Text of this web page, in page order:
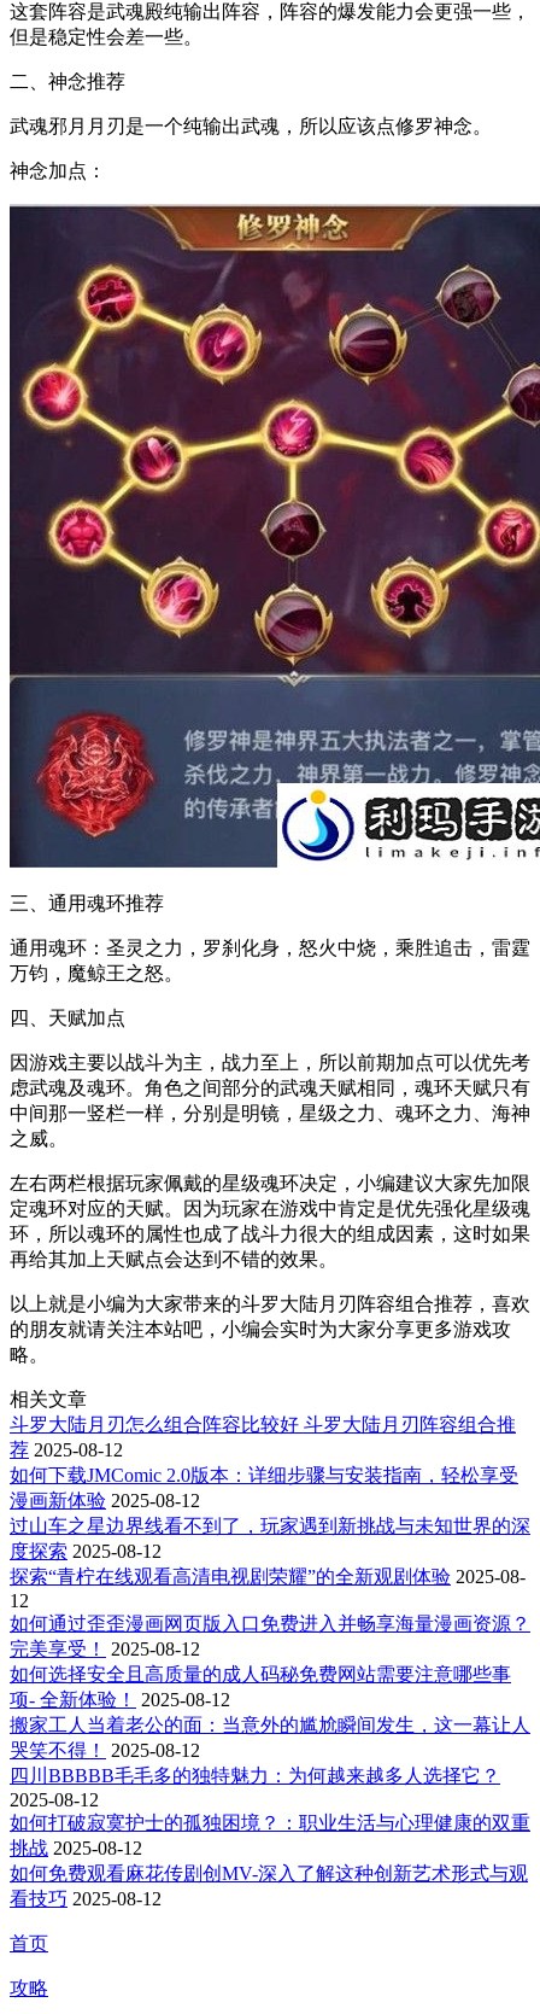
这套阵容是武魂殿纯输出阵容，阵容的爆发能力会更强一些，
但是稳定性会差一些。
二、神念推荐
武魂邪月月刃是一个纯输出武魂，所以应该点修罗神念。
神念加点：
三、通用魂环推荐
通用魂环：圣灵之力，罗刹化身，怒火中烧，乘胜追击，雷霆
万钧，魔鲸王之怒。
四、天赋加点
因游戏主要以战斗为主，战力至上，所以前期加点可以优先考
虑武魂及魂环。角色之间部分的武魂天赋相同，魂环天赋只有
中间那一竖栏一样，分别是明镜，星级之力、魂环之力、海神
之威。
左右两栏根据玩家佩戴的星级魂环决定，小编建议大家先加限
定魂环对应的天赋。因为玩家在游戏中肯定是优先强化星级魂
环，所以魂环的属性也成了战斗力很大的组成因素，这时如果
再给其加上天赋点会达到不错的效果。
以上就是小编为大家带来的斗罗大陆月刃阵容组合推荐，喜欢
的朋友就请关注本站吧，小编会实时为大家分享更多游戏攻
略。
相关文章
斗罗大陆月刃怎么组合阵容比较好 斗罗大陆月刃阵容组合推
荐 2025-08-12
如何下载JMComic 2.0版本：详细步骤与安装指南，轻松享受
漫画新体验 2025-08-12
过山车之星边界线看不到了，玩家遇到新挑战与未知世界的深
度探索 2025-08-12
探索“青柠在线观看高清电视剧荣耀”的全新观剧体验 2025-08-
12
如何通过歪歪漫画网页版入口免费进入并畅享海量漫画资源？
完美享受！
2025-08-12
如何选择安全且高质量的成人码秘免费网站需要注意哪些事
项- 全新体验！
2025-08-12
搬家工人当着老公的面：当意外的尴尬瞬间发生，这一幕让人
哭笑不得！
2025-08-12
四川BBBBB毛毛多的独特魅力：为何越来越多人选择它？
2025-08-12
如何打破寂寞护士的孤独困境？：职业生活与心理健康的双重
挑战 2025-08-12
如何免费观看麻花传剧创MV-深入了解这种创新艺术形式与观
看技巧 2025-08-12
首页
攻略